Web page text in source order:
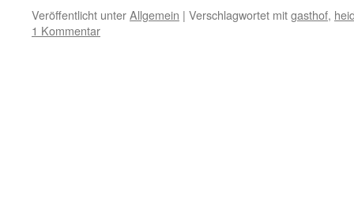
Veröffentlicht unterAllgemein | Verschlagwortet mitgasthof,
1 Kommentar